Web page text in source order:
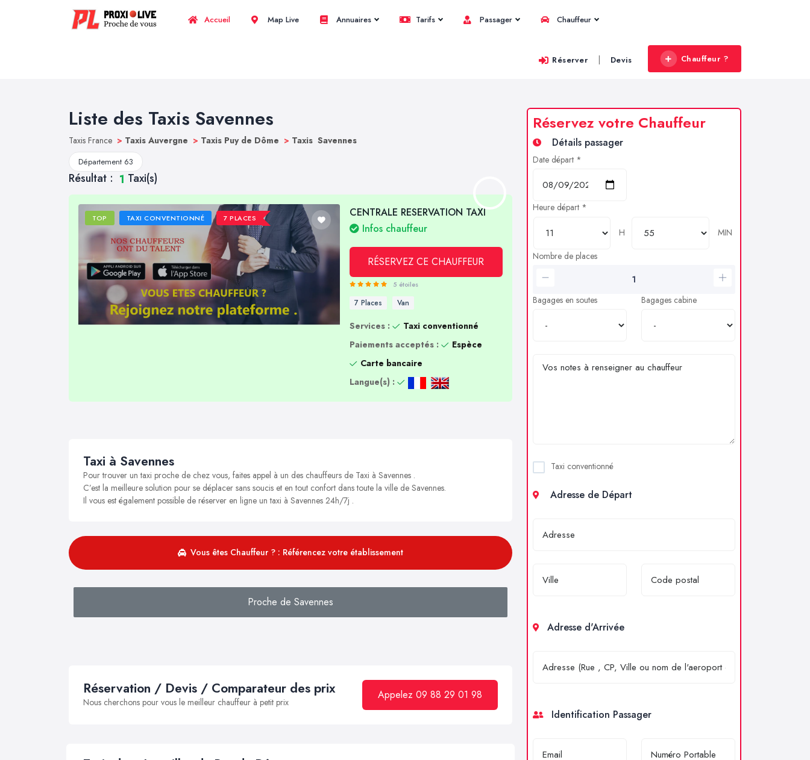
Accueil Map Live Annuaires Tarifs Passager Chauffeur
Réserver | Devis Chauffeur ?
Liste des Taxis Savennes
Taxis France > Taxis Auvergne > Taxis Puy de Dôme > Taxis Savennes
Département 63
Résultat : 1 Taxi(s)
TOP TAXI CONVENTIONNÉ 7 PLACES
CENTRALE RESERVATION TAXI
Infos chauffeur
RÉSERVEZ CE CHAUFFEUR
5 étoiles
7 Places Van
Services :
Taxi conventionné
Paiements acceptés :
Espèce
Carte bancaire
Langue(s) :
Taxi à Savennes
Pour trouver un taxi proche de chez vous, faites appel à un des chauffeurs de Taxi à Savennes .
C’est la meilleure solution pour se déplacer sans soucis et en tout confort dans toute la ville de Savennes.
Il vous est également possible de réserver en ligne un taxi à Savennes 24h/7j .
Vous êtes Chauffeur ? : Référencez votre établissement
Proche de Savennes
Réservation / Devis / Comparateur des prix
Nous cherchons pour vous le meilleur chauffeur à petit prix
Appelez 09 88 29 01 98
Réservez votre Chauffeur
Détails passager
Date départ *
Heure départ *
H
MIN
Nombre de places
Bagages en soutes Bagages cabine
Taxi conventionné
Adresse de Départ
Adresse d'Arrivée
Identification Passager